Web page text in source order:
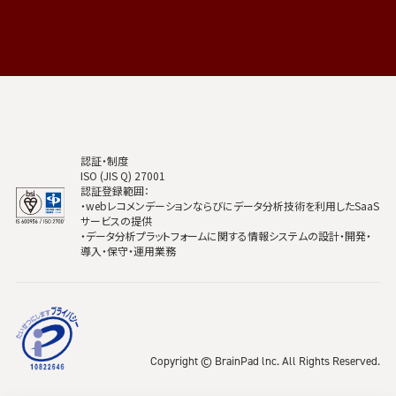
認証・制度
ISO (JIS Q) 27001
認証登録範囲：
・webレコメンデーションならびにデータ分析技術を利用したSaaS
サービスの提供
・データ分析プラットフォームに関する情報システムの設計・開発・
導入・保守・運用業務
Copyright © BrainPad lnc. All Rights Reserved.